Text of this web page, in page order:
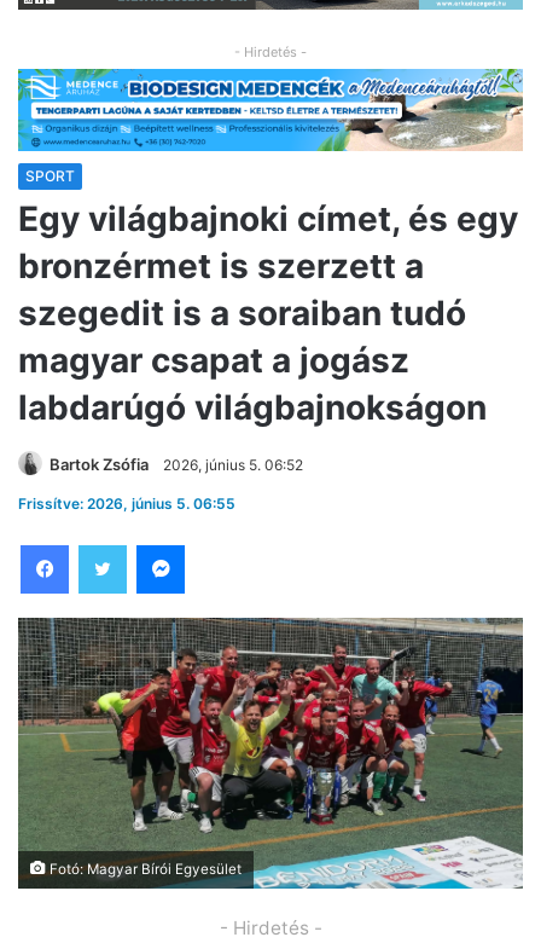
- Hirdetés -
SPORT
Egy világbajnoki címet, és egy
bronzérmet is szerzett a
szegedit is a soraiban tudó
magyar csapat a jogász
labdarúgó világbajnokságon
Bartok Zsófia 2026, június 5. 06:52
Frissítve: 2026, június 5. 06:55
Fotó: Magyar Bírói Egyesület
- Hirdetés -